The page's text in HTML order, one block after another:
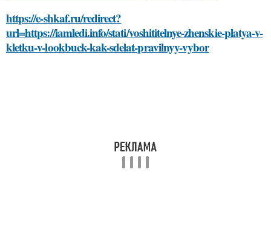
https://e-shkaf.ru/redirect?
url=https://iamledi.info/stati/voshititelnye-zhenskie-platya-v-
kletku-v-lookbuck-kak-sdelat-pravilnyy-vybor